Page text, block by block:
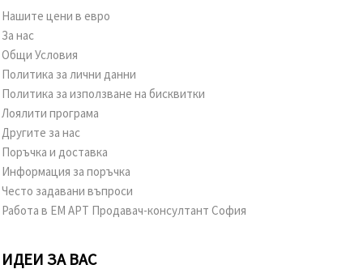
Нашите цени в евро
За нас
Общи Условия
Политика за лични данни
Политика за използване на бисквитки
Лоялити програма
Другите за нас
Поръчка и доставка
Информация за поръчка
Често задавани въпроси
Работа в ЕМ АРТ Продавач-консултант София
ИДЕИ ЗА ВАС